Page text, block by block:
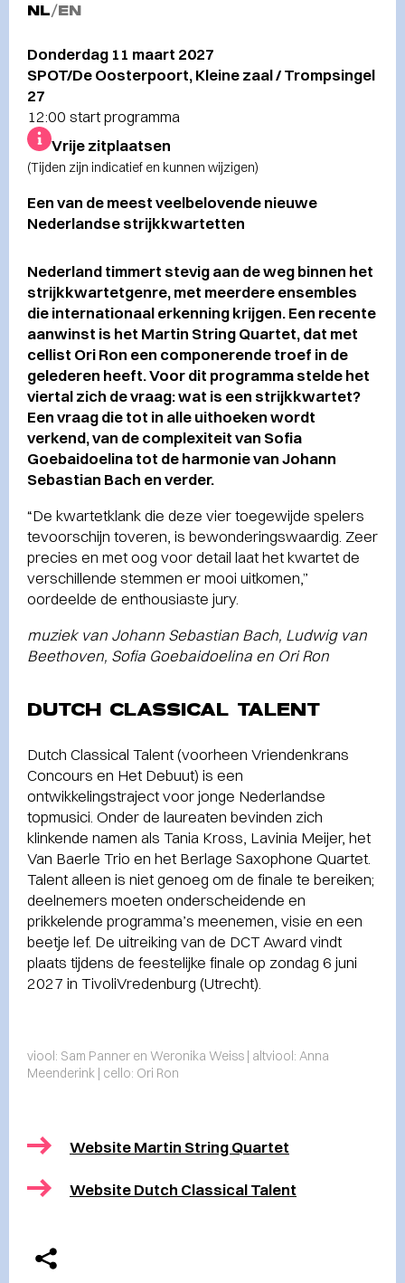
NL/EN
Donderdag 11 maart 2027
SPOT/De Oosterpoort, Kleine zaal / Trompsingel
27
12:00 start programma
Vrije zitplaatsen
(Tijden zijn indicatief en kunnen wijzigen)
Een van de meest veelbelovende nieuwe
Nederlandse strijkkwartetten
Nederland timmert stevig aan de weg binnen het
strijkkwartetgenre, met meerdere ensembles
die internationaal erkenning krijgen. Een recente
aanwinst is het Martin String Quartet, dat met
cellist Ori Ron een componerende troef in de
gelederen heeft. Voor dit programma stelde het
viertal zich de vraag: wat is een strijkkwartet?
Een vraag die tot in alle uithoeken wordt
verkend, van de complexiteit van Sofia
Goebaidoelina tot de harmonie van Johann
Sebastian Bach en verder.
“De kwartetklank die deze vier toegewijde spelers
tevoorschijn toveren, is bewonderingswaardig. Zeer
precies en met oog voor detail laat het kwartet de
verschillende stemmen er mooi uitkomen,”
oordeelde de enthousiaste jury.
muziek van Johann Sebastian Bach, Ludwig van
Beethoven, Sofia Goebaidoelina en Ori Ron
DUTCH CLASSICAL TALENT
Dutch Classical Talent (voorheen Vriendenkrans
Concours en Het Debuut) is een
ontwikkelingstraject voor jonge Nederlandse
topmusici. Onder de laureaten bevinden zich
klinkende namen als Tania Kross, Lavinia Meijer, het
Van Baerle Trio en het Berlage Saxophone Quartet.
Talent alleen is niet genoeg om de finale te bereiken;
deelnemers moeten onderscheidende en
prikkelende programma’s meenemen, visie en een
beetje lef. De uitreiking van de DCT Award vindt
plaats tijdens de feestelijke finale op zondag 6 juni
2027 in TivoliVredenburg (Utrecht).
viool: Sam Panner en Weronika Weiss | altviool: Anna
Meenderink | cello: Ori Ron
Website Martin String Quartet
Website Dutch Classical Talent